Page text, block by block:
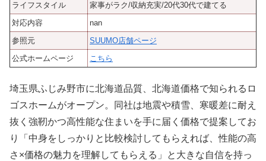
ライフスタイル
家事がラク/収納充実/20代30代で建てる
対応内容
nan
参照元
SUUMO店舗ページ
公式ホームページ
こちら
埼玉県ふじみ野市に北海道品質、北海道価格で知られるロ
ゴスホームがオープン。同社は地震や積雪、寒暖差に耐え
抜く強靭かつ高性能な住まいを手に届く価格で提案してお
り「中身をしっかりと比較検討してもらえれば、性能の高
さ×価格の魅力を理解してもらえる」と大きな自信を持っ